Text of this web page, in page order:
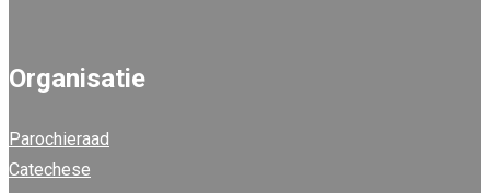
Organisatie
Parochieraad
Catechese